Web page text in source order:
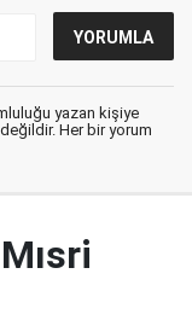
yazan kişiye
Her bir yorum